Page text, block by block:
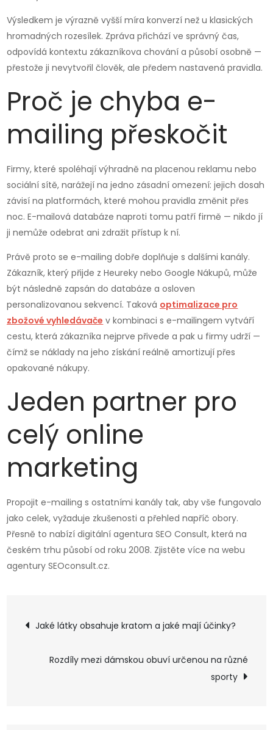
Výsledkem je výrazně vyšší míra konverzí než u klasických
hromadných rozesílek. Zpráva přichází ve správný čas,
odpovídá kontextu zákazníkova chování a působí osobně —
přestože ji nevytvořil člověk, ale předem nastavená pravidla.
Proč je chyba e-
mailing přeskočit
Firmy, které spoléhají výhradně na placenou reklamu nebo
sociální sítě, narážejí na jedno zásadní omezení: jejich dosah
závisí na platformách, které mohou pravidla změnit přes
noc. E-mailová databáze naproti tomu patří firmě — nikdo jí
ji nemůže odebrat ani zdražit přístup k ní.
Právě proto se e-mailing dobře doplňuje s dalšími kanály.
Zákazník, který přijde z Heureky nebo Google Nákupů, může
být následně zapsán do databáze a osloven
personalizovanou sekvencí. Taková optimalizace pro
zbožové vyhledávače v kombinaci s e-mailingem vytváří
cestu, která zákazníka nejprve přivede a pak u firmy udrží —
čímž se náklady na jeho získání reálně amortizují přes
opakované nákupy.
Jeden partner pro
celý online
marketing
Propojit e-mailing s ostatními kanály tak, aby vše fungovalo
jako celek, vyžaduje zkušenosti a přehled napříč obory.
Přesně to nabízí digitální agentura SEO Consult, která na
českém trhu působí od roku 2008. Zjistěte více na webu
agentury SEOconsult.cz.
Navigace
pro
Jaké látky obsahuje kratom a jaké mají účinky?
Rozdíly mezi dámskou obuví určenou na různé
sporty